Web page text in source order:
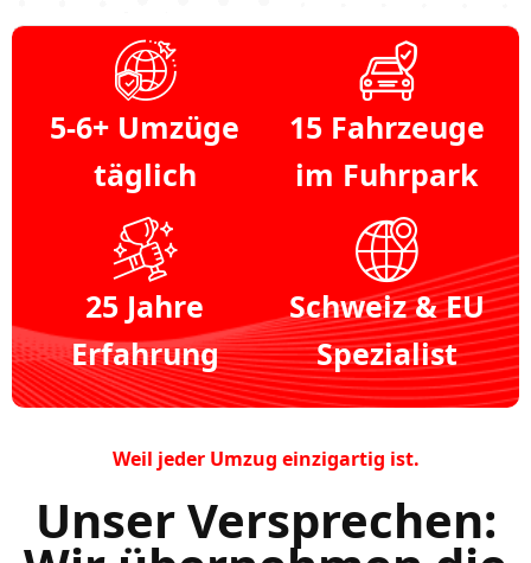
5-6+ Umzüge
täglich
15 Fahrzeuge
im Fuhrpark
25 Jahre
Erfahrung
Schweiz & EU
Spezialist
Weil jeder Umzug einzigartig ist.
Unser Versprechen: